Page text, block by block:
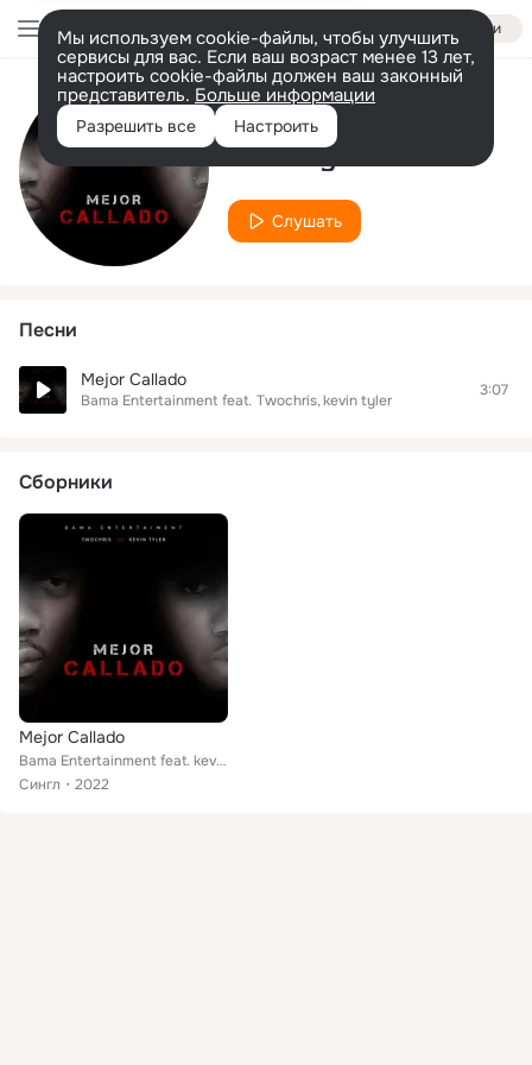
Войти
Мы используем cookie-файлы, чтобы улучшить
сервисы для вас. Если ваш возраст менее 13 лет,
настроить cookie-файлы должен ваш законный
представитель. Больше информации
Разрешить все Настроить
Исполнитель
kevin tyler
Слушать
Песни
Mejor Callado
Bama Entertainment feat. Twochris kevin tyler
3:07
Сборники
Mejor Callado
Bama Entertainment feat. kevin tyler, Twochris
Сингл
2022